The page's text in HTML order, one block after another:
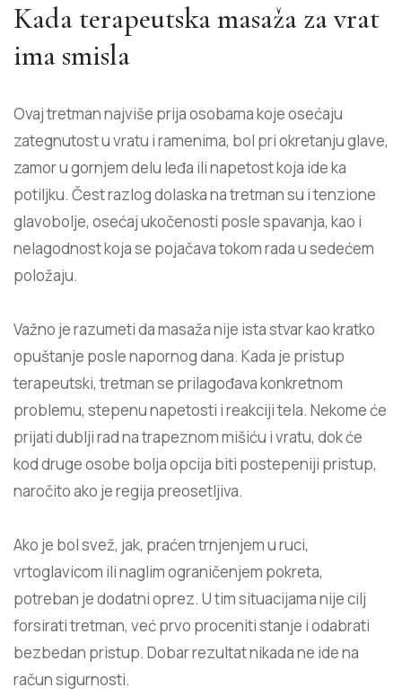
Kada terapeutska masaža za vrat
ima smisla
Ovaj tretman najviše prija osobama koje osećaju
zategnutost u vratu i ramenima, bol pri okretanju glave,
zamor u gornjem delu leđa ili napetost koja ide ka
potiljku. Čest razlog dolaska na tretman su i tenzione
glavobolje, osećaj ukočenosti posle spavanja, kao i
nelagodnost koja se pojačava tokom rada u sedećem
položaju.
Važno je razumeti da masaža nije ista stvar kao kratko
opuštanje posle napornog dana. Kada je pristup
terapeutski, tretman se prilagođava konkretnom
problemu, stepenu napetosti i reakciji tela. Nekome će
prijati dublji rad na trapeznom mišiću i vratu, dok će
kod druge osobe bolja opcija biti postepeniji pristup,
naročito ako je regija preosetljiva.
Ako je bol svež, jak, praćen trnjenjem u ruci,
vrtoglavicom ili naglim ograničenjem pokreta,
potreban je dodatni oprez. U tim situacijama nije cilj
forsirati tretman, već prvo proceniti stanje i odabrati
bezbedan pristup. Dobar rezultat nikada ne ide na
račun sigurnosti.